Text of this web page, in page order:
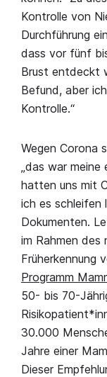
Kontrolle von
Durchführung
dass vor fünf
Brust entdeckt
Befund, aber
Kontrolle.“
Wegen Corona
„das war meine
hatten uns mit
ich es schleifen
Dokumenten.
im Rahmen des
Früherkennung
Programm
50- bis 70-
30.000
Jahre einer
Dieser